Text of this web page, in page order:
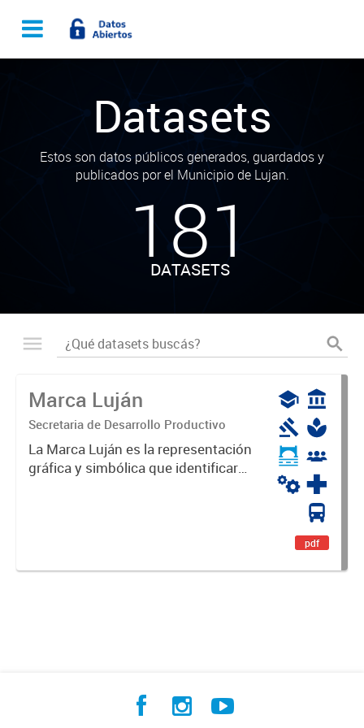
Datasets
Estos son datos públicos generados, guardados y
publicados por el Municipio de Lujan.
181
DATASETS
Marca Luján
Secretaria de Desarrollo Productivo
La Marca Luján es la representación
gráfica y simbólica que identificará
pdf